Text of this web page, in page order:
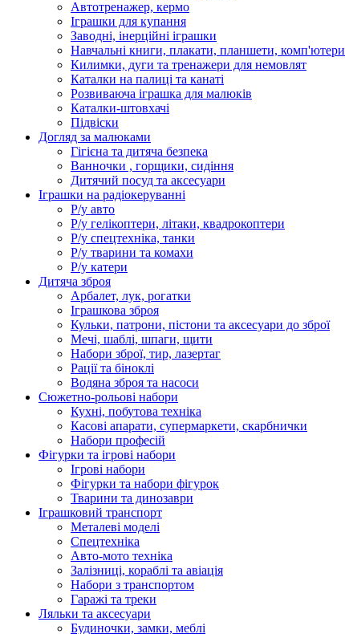
Автотренажер, кермо
Іграшки для купання
Заводні, інерційні іграшки
Навчальні книги, плакати, планшети, комп'ютери
Килимки, дуги та тренажери для немовлят
Каталки на палиці та канаті
Розвиваюча іграшка для малюків
Каталки-штовхачі
Підвіски
Догляд за малюками
Гігієна та дитяча безпека
Ванночки , горщики, сидіння
Дитячий посуд та аксесуари
Іграшки на радіокеруванні
Р/у авто
Р/у гелікоптери, літаки, квадрокоптери
Р/у спецтехніка, танки
Р/у тварини та комахи
Р/у катери
Дитяча зброя
Арбалет, лук, рогатки
Іграшкова зброя
Кульки, патрони, пістони та аксесуари до зброї
Мечі, шаблі, шпаги, щити
Набори зброї, тир, лазертаг
Рації та біноклі
Водяна зброя та насоси
Сюжетно-рольові набори
Кухні, побутова техніка
Касові апарати, супермаркети, скарбнички
Набори професій
Фігурки та ігрові набори
Ігрові набори
Фігурки та набори фігурок
Тварини та динозаври
Іграшковий транспорт
Металеві моделі
Спецтехніка
Авто-мото техніка
Залізниці, кораблі та авіація
Набори з транспортом
Гаражі та треки
Ляльки та аксесуари
Будиночки, замки, меблі